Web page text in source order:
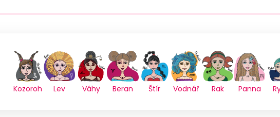
Kozoroh Lev Váhy Beran Štír Vodnář Rak Panna